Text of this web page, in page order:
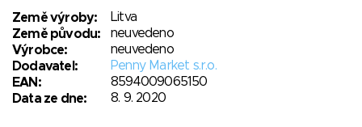
Země výroby:
Litva
Země původu:
neuvedeno
Výrobce:
neuvedeno
Dodavatel:
Penny Market s.r.o.
EAN:
8594009065150
Data ze dne:
8. 9. 2020